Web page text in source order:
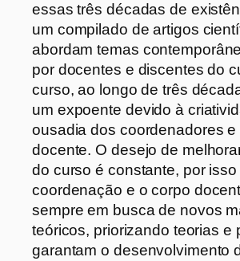
essas três décadas de
um compilado de artigos
abordam temas
por docentes e discentes do
curso, ao longo de três
um expoente devido à
ousadia dos coordenadores e
docente. O desejo de
do curso é constante, por isso
coordenação e o corpo
sempre em busca de novos
teóricos, priorizando teorias e
garantam o desenvolvimento